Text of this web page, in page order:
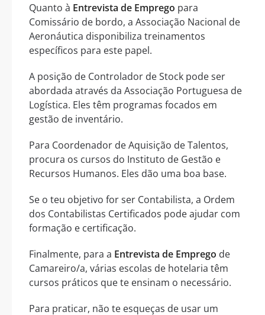
Quanto à Entrevista de Emprego para
Comissário de bordo, a Associação Nacional de
Aeronáutica disponibiliza treinamentos
específicos para este papel.
A posição de Controlador de Stock pode ser
abordada através da Associação Portuguesa de
Logística. Eles têm programas focados em
gestão de inventário.
Para Coordenador de Aquisição de Talentos,
procura os cursos do Instituto de Gestão e
Recursos Humanos. Eles dão uma boa base.
Se o teu objetivo for ser Contabilista, a Ordem
dos Contabilistas Certificados pode ajudar com
formação e certificação.
Finalmente, para a Entrevista de Emprego de
Camareiro/a, várias escolas de hotelaria têm
cursos práticos que te ensinam o necessário.
Para praticar, não te esqueças de usar um